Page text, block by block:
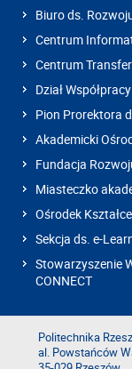
Biuro ds.
Centrum
Centrum
Dział
Pion Prorektora
Akademicki
Fundacja
Miasteczko
Ośrodek
Sekcja ds. e-
Stowarzyszenie
CONNECT
Politechnika
al. Powstańców